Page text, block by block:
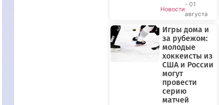
Новости
- 01
августа
Игры дома и
за рубежом:
молодые
хоккеисты из
США и России
могут
провести
серию
матчей